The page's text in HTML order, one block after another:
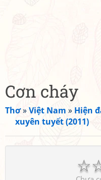
Cơn cháy
Thơ»Việt Nam » Hiện
xuyên tuyết (2011)
☆